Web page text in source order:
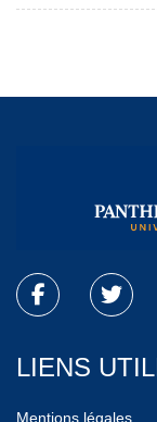
LIENS
Mentions légales